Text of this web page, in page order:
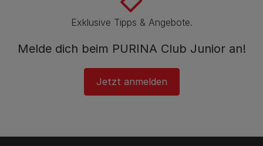
Exklusive Tipps & Angebote.
Melde dich beim PURINA Club Junior an!
Jetzt anmelden